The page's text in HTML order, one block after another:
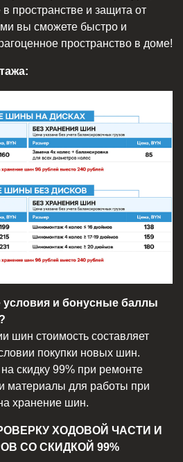
пространстве и защита от
вы сможете быстро и
пространство в доме!
и бонусные баллы
шин стоимость составляет
покупки новых шин.
скидку 99% при ремонте
материалы для работы при
хранение шин.
ХОДОВОЙ ЧАСТИ И
СО СКИДКОЙ 99%